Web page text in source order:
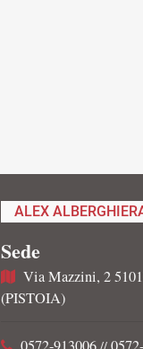
ALEX
Sede
Via Mazzini, 2
(PISTOIA)